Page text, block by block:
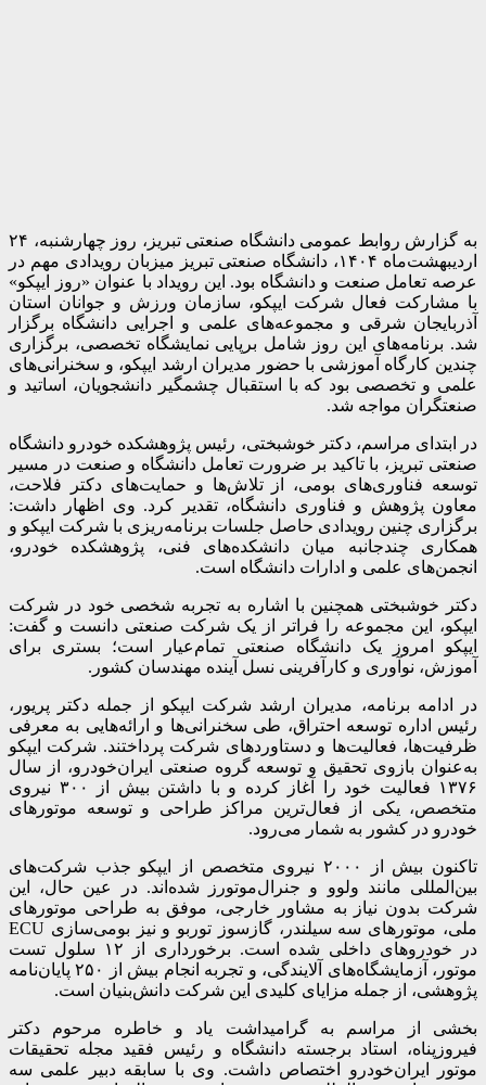
به گزارش روابط عمومی دانشگاه صنعتی تبریز، روز چهارشنبه، ۲۴
اردیبهشت‌ماه ۱۴۰۴، دانشگاه صنعتی تبریز میزبان رویدادی مهم در
عرصه تعامل صنعت و دانشگاه بود. این رویداد با عنوان «روز ایپکو»
با مشارکت فعال شرکت ایپکو، سازمان ورزش و جوانان استان
آذربایجان شرقی و مجموعه‌های علمی و اجرایی دانشگاه برگزار
شد. برنامه‌های این روز شامل برپایی نمایشگاه تخصصی، برگزاری
چندین کارگاه آموزشی با حضور مدیران ارشد ایپکو، و سخنرانی‌های
علمی و تخصصی بود که با استقبال چشمگیر دانشجویان، اساتید و
صنعتگران مواجه شد.
در ابتدای مراسم، دکتر خوشبختی، رئیس پژوهشکده خودرو دانشگاه
صنعتی تبریز، با تاکید بر ضرورت تعامل دانشگاه و صنعت در مسیر
توسعه فناوری‌های بومی، از تلاش‌ها و حمایت‌های دکتر فلاحت،
معاون پژوهش و فناوری دانشگاه، تقدیر کرد. وی اظهار داشت:
برگزاری چنین رویدادی حاصل جلسات برنامه‌ریزی با شرکت ایپکو و
همکاری چندجانبه میان دانشکده‌های فنی، پژوهشکده خودرو،
انجمن‌های علمی و ادارات دانشگاه است.
دکتر خوشبختی همچنین با اشاره به تجربه شخصی خود در شرکت
ایپکو، این مجموعه را فراتر از یک شرکت صنعتی دانست و گفت:
ایپکو امروز یک دانشگاه صنعتی تمام‌عیار است؛ بستری برای
آموزش، نوآوری و کارآفرینی نسل آینده مهندسان کشور.
در ادامه برنامه، مدیران ارشد شرکت ایپکو از جمله دکتر پریور،
رئیس اداره توسعه احتراق، طی سخنرانی‌ها و ارائه‌هایی به معرفی
ظرفیت‌ها، فعالیت‌ها و دستاوردهای شرکت پرداختند. شرکت ایپکو
به‌عنوان بازوی تحقیق و توسعه گروه صنعتی ایران‌خودرو، از سال
۱۳۷۶ فعالیت خود را آغاز کرده و با داشتن بیش از ۳۰۰ نیروی
متخصص، یکی از فعال‌ترین مراکز طراحی و توسعه موتورهای
خودرو در کشور به شمار می‌رود.
تاکنون بیش از ۲۰۰۰ نیروی متخصص از ایپکو جذب شرکت‌های
بین‌المللی مانند ولوو و جنرال‌موتورز شده‌اند. در عین حال، این
شرکت بدون نیاز به مشاور خارجی، موفق به طراحی موتورهای
ملی، موتورهای سه سیلندر، گازسوز توربو و نیز بومی‌سازی ECU
در خودروهای داخلی شده است. برخورداری از ۱۲ سلول تست
موتور، آزمایشگاه‌های آلایندگی، و تجربه انجام بیش از ۲۵۰ پایان‌نامه
پژوهشی، از جمله مزایای کلیدی این شرکت دانش‌بنیان است.
بخشی از مراسم به گرامیداشت یاد و خاطره مرحوم دکتر
فیروزپناه، استاد برجسته دانشگاه و رئیس فقید مجله تحقیقات
موتور ایران‌خودرو اختصاص داشت. وی با سابقه دبیر علمی سه